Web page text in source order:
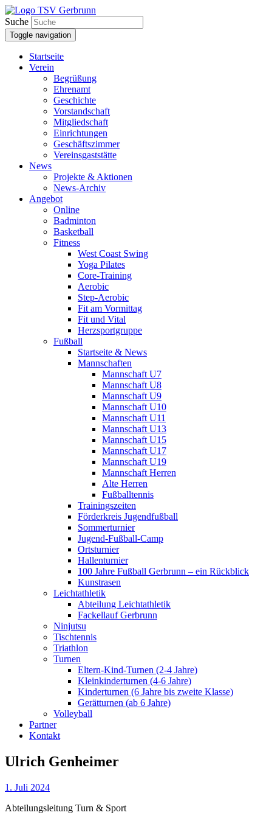
Suche
Toggle navigation
Startseite
Verein
Begrüßung
Ehrenamt
Geschichte
Vorstandschaft
Mitgliedschaft
Einrichtungen
Geschäftszimmer
Vereinsgaststätte
News
Projekte & Aktionen
News-Archiv
Angebot
Online
Badminton
Basketball
Fitness
West Coast Swing
Yoga Pilates
Core-Training
Aerobic
Step-Aerobic
Fit am Vormittag
Fit und Vital
Herzsportgruppe
Fußball
Startseite & News
Mannschaften
Mannschaft U7
Mannschaft U8
Mannschaft U9
Mannschaft U10
Mannschaft U11
Mannschaft U13
Mannschaft U15
Mannschaft U17
Mannschaft U19
Mannschaft Herren
Alte Herren
Fußballtennis
Trainingszeiten
Förderkreis Jugendfußball
Sommerturnier
Jugend-Fußball-Camp
Ortsturnier
Hallenturnier
100 Jahre Fußball Gerbrunn – ein Rückblick
Kunstrasen
Leichtathletik
Abteilung Leichtathletik
Fackellauf Gerbrunn
Ninjutsu
Tischtennis
Triathlon
Turnen
Eltern-Kind-Turnen (2-4 Jahre)
Kleinkinderturnen (4-6 Jahre)
Kinderturnen (6 Jahre bis zweite Klasse)
Gerätturnen (ab 6 Jahre)
Volleyball
Partner
Kontakt
Ulrich Genheimer
1. Juli 2024
Abteilungsleitung Turn & Sport